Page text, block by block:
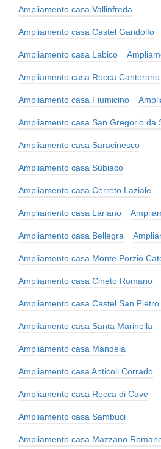
Ampliamento casa Vallinfreda
Ampliamento casa Castel Gandolfo
Ampliamento casa Labico
Ampliamento casa Rocca Canterano
Ampliamento casa Fiumicino
Ampliamento casa San Gregorio da
Ampliamento casa Saracinesco
Ampliamento casa Subiaco
Ampliamento casa Cerreto Laziale
Ampliamento casa Lariano
Ampliamento casa Bellegra
Ampliamento casa Monte Porzio
Ampliamento casa Cineto Romano
Ampliamento casa Castel San
Ampliamento casa Santa Marinella
Ampliamento casa Mandela
Ampliamento casa Anticoli Corrado
Ampliamento casa Rocca di Cave
Ampliamento casa Sambuci
Ampliamento casa Mazzano